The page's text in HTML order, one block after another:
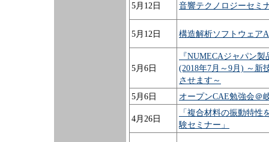
5月12日 音響テクノロジーセミ
5月12日 構造解析ソフトウェア
5月6日
『NUMECAジャパン
(2018年7月～9月) ～新
させます～
5月6日
オープンCAE勉強会＠
4月26日
「複合材料の振動特性
験セミナー」